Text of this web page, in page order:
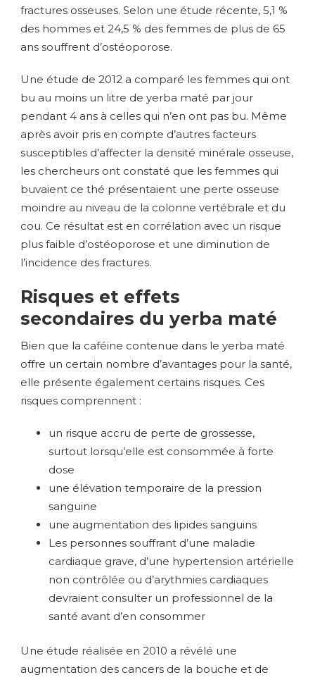
fractures osseuses. Selon une étude récente, 5,1 %
des hommes et 24,5 % des femmes de plus de 65
ans souffrent d’ostéoporose.
Une étude de 2012 a comparé les femmes qui ont
bu au moins un litre de yerba maté par jour
pendant 4 ans à celles qui n’en ont pas bu. Même
après avoir pris en compte d’autres facteurs
susceptibles d’affecter la densité minérale osseuse,
les chercheurs ont constaté que les femmes qui
buvaient ce thé présentaient une perte osseuse
moindre au niveau de la colonne vertébrale et du
cou. Ce résultat est en corrélation avec un risque
plus faible d’ostéoporose et une diminution de
l’incidence des fractures.
Risques et effets
secondaires du yerba maté
Bien que la caféine contenue dans le yerba maté
offre un certain nombre d’avantages pour la santé,
elle présente également certains risques. Ces
risques comprennent :
un risque accru de perte de grossesse,
surtout lorsqu’elle est consommée à forte
dose
une élévation temporaire de la pression
sanguine
une augmentation des lipides sanguins
Les personnes souffrant d’une maladie
cardiaque grave, d’une hypertension artérielle
non contrôlée ou d’arythmies cardiaques
devraient consulter un professionnel de la
santé avant d’en consommer
Une étude réalisée en 2010 a révélé une
augmentation des cancers de la bouche et de